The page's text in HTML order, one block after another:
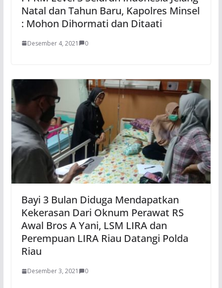
Natal dan Tahun Baru, Kapolres Minsel
: Mohon Dihormati dan Ditaati
Desember 4, 2021 0
Bayi 3 Bulan Diduga Mendapatkan
Kekerasan Dari Oknum Perawat RS
Awal Bros A Yani, LSM LIRA dan
Perempuan LIRA Riau Datangi Polda
Riau
Desember 3, 2021 0